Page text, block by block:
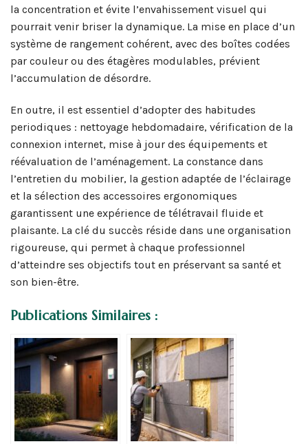
la concentration et évite l’envahissement visuel qui
pourrait venir briser la dynamique. La mise en place d’un
système de rangement cohérent, avec des boîtes codées
par couleur ou des étagères modulables, prévient
l’accumulation de désordre.
En outre, il est essentiel d’adopter des habitudes
periodiques : nettoyage hebdomadaire, vérification de la
connexion internet, mise à jour des équipements et
réévaluation de l’aménagement. La constance dans
l’entretien du mobilier, la gestion adaptée de l’éclairage
et la sélection des accessoires ergonomiques
garantissent une expérience de télétravail fluide et
plaisante. La clé du succès réside dans une organisation
rigoureuse, qui permet à chaque professionnel
d’atteindre ses objectifs tout en préservant sa santé et
son bien-être.
Publications Similaires :